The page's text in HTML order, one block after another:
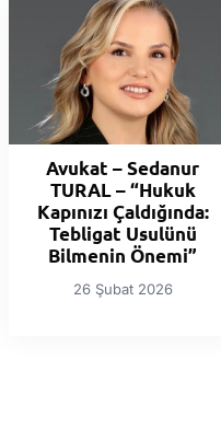
Avukat – Sedanur
TURAL – “Hukuk
Kapınızı Çaldığında:
Tebligat Usulünü
Bilmenin Önemi”
26 Şubat 2026